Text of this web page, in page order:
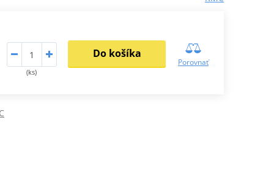
(ks)
Do košíka
Porovnať